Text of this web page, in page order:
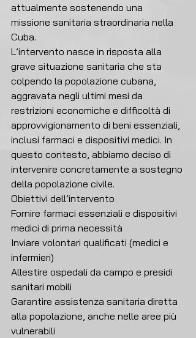
attualmente sostenendo una
missione sanitaria straordinaria nella
Cuba.
L’intervento nasce in risposta alla
grave situazione sanitaria che sta
colpendo la popolazione cubana,
aggravata negli ultimi mesi da
restrizioni economiche e difficoltà di
approvvigionamento di beni essenziali,
inclusi farmaci e dispositivi medici. In
questo contesto, abbiamo deciso di
intervenire concretamente a sostegno
della popolazione civile.
Obiettivi dell’intervento
Fornire farmaci essenziali e dispositivi
medici di prima necessità
Inviare volontari qualificati (medici e
infermieri)
Allestire ospedali da campo e presidi
sanitari mobili
Garantire assistenza sanitaria diretta
alla popolazione, anche nelle aree più
vulnerabili